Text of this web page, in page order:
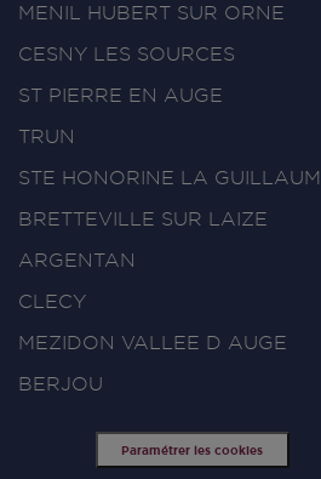
MENIL HUBERT SUR ORNE
CESNY LES SOURCES
ST PIERRE EN AUGE
TRUN
STE HONORINE LA GUILLAUM
BRETTEVILLE SUR LAIZE
ARGENTAN
CLECY
MEZIDON VALLEE D AUGE
BERJOU
Paramétrer les cookies